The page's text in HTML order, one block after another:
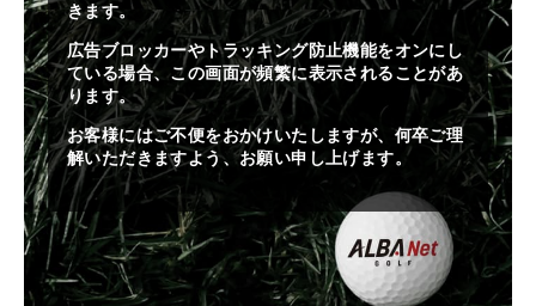
きます。
広告ブロッカーやトラッキング防止機能をオンにし
ている場合、この画面が頻繁に表示されることがあ
ります。
お客様にはご不便をおかけいたしますが、何卒ご理
解いただきますよう、お願い申し上げます。